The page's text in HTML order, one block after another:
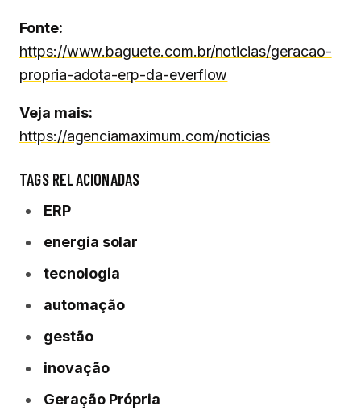
Fonte:
https://www.baguete.com.br/noticias/geracao-
propria-adota-erp-da-everflow
Veja mais:
https://agenciamaximum.com/noticias
TAGS RELACIONADAS
ERP
energia solar
tecnologia
automação
gestão
inovação
Geração Própria